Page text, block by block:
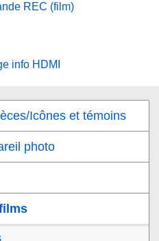
REC (film)
info HDMI
Icônes et témoins
photo